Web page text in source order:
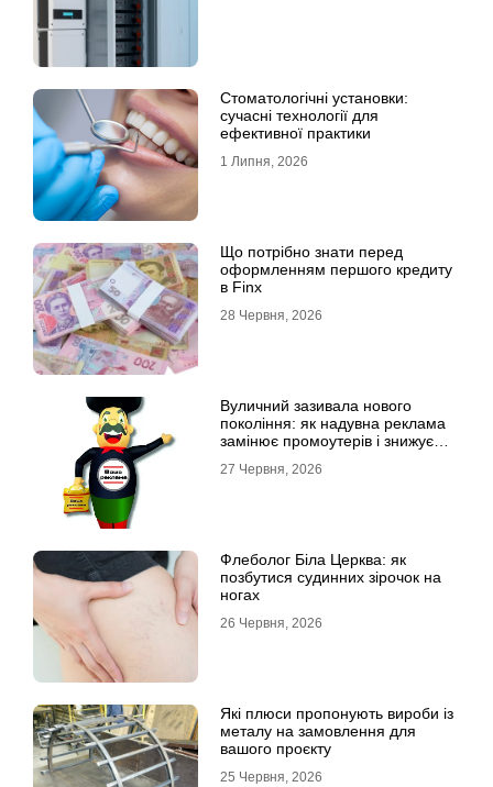
Стоматологічні установки:
сучасні технології для
ефективної практики
1 Липня, 2026
Що потрібно знати перед
оформленням першого кредиту
в Finx
28 Червня, 2026
Вуличний зазивала нового
покоління: як надувна реклама
замінює промоутерів і знижує
27 Червня, 2026
Флеболог Біла Церква: як
позбутися судинних зірочок на
ногах
26 Червня, 2026
Які плюси пропонують вироби із
металу на замовлення для
вашого проєкту
25 Червня, 2026